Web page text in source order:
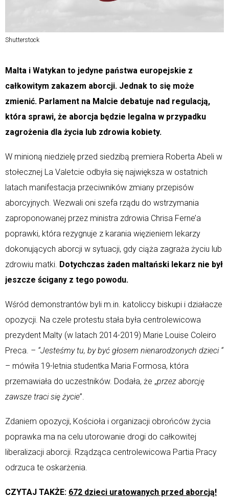
Shutterstock
Malta i Watykan to jedyne państwa europejskie z
całkowitym zakazem aborcji. Jednak to się może
zmienić. Parlament na Malcie debatuje nad regulacją,
która sprawi, że aborcja będzie legalna w przypadku
zagrożenia dla życia lub zdrowia kobiety.
W minioną niedzielę przed siedzibą premiera Roberta Abeli w
stołecznej La Valetcie odbyła się największa w ostatnich
latach manifestacja przeciwników zmiany przepisów
aborcyjnych. Wezwali oni szefa rządu do wstrzymania
zaproponowanej przez ministra zdrowia Chrisa Ferne’a
poprawki, która rezygnuje z karania więzieniem lekarzy
dokonujących aborcji w sytuacji, gdy ciąża zagraża życiu lub
zdrowiu matki. Dotychczas żaden maltański lekarz nie był
jeszcze ścigany z tego powodu.
Wśród demonstrantów byli m.in. katoliccy biskupi i działacze
opozycji. Na czele protestu stała była centrolewicowa
prezydent Malty (w latach 2014-2019) Marie Louise Coleiro
Preca. – “Jesteśmy tu, by być głosem nienarodzonych dzieci “
– mówiła 19-letnia studentka Maria Formosa, która
przemawiała do uczestników. Dodała, że „przez aborcję
zawsze traci się życie”.
Zdaniem opozycji, Kościoła i organizacji obrońców życia
poprawka ma na celu utorowanie drogi do całkowitej
liberalizacji aborcji. Rządząca centrolewicowa Partia Pracy
odrzuca te oskarżenia.
CZYTAJ TAKŻE: 672 dzieci uratowanych przed aborcją!